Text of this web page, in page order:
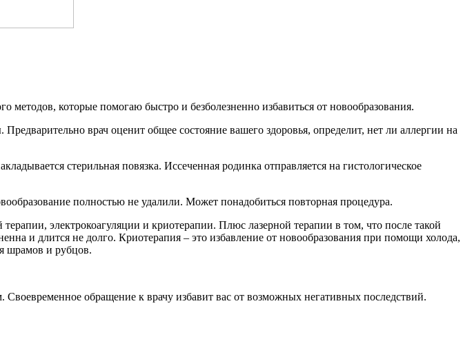
которые помогаю быстро и безболезненно избавиться от новообразования.
врач оценит общее состояние вашего здоровья, определит, нет ли аллергии на
стерильная повязка. Иссеченная родинка отправляется на гистологическое
полностью не удалили. Может понадобиться повторная процедура.
электрокоагуляции и криотерапии. Плюс лазерной терапии в том, что после такой
и длится не долго. Криотерапия – это избавление от новообразования при помощи холода,
шрамов и рубцов.
обращение к врачу избавит вас от возможных негативных последствий.